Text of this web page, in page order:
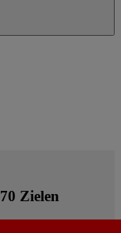
Zielen